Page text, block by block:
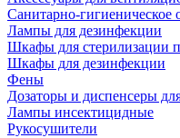
Санитарно-гигиеническое
Лампы для дезинфекции
Шкафы для стерилизации
Шкафы для дезинфекции
Фены
Дозаторы и диспенсеры
Лампы инсектицидные
Рукосушители